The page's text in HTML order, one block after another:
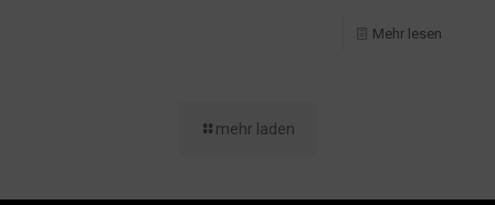
Mehr lesen
mehr laden